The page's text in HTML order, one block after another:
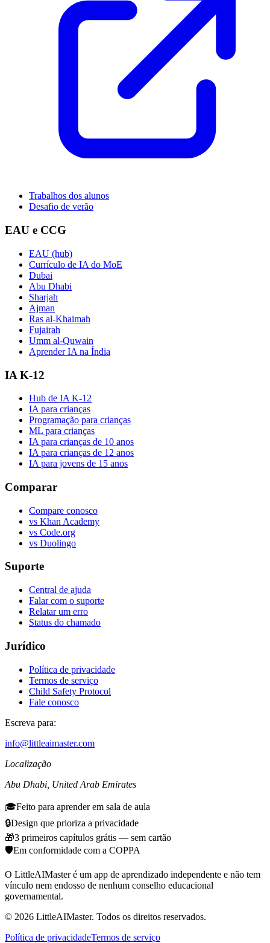
Trabalhos dos alunos
Desafio de verão
EAU e CCG
EAU (hub)
Currículo de IA do MoE
Dubai
Abu Dhabi
Sharjah
Ajman
Ras al-Khaimah
Fujairah
Umm al-Quwain
Aprender IA na Índia
IA K-12
Hub de IA K-12
IA para crianças
Programação para crianças
ML para crianças
IA para crianças de 10 anos
IA para crianças de 12 anos
IA para jovens de 15 anos
Comparar
Compare conosco
vs Khan Academy
vs Code.org
vs Duolingo
Suporte
Central de ajuda
Falar com o suporte
Relatar um erro
Status do chamado
Jurídico
Política de privacidade
Termos de serviço
Child Safety Protocol
Fale conosco
Escreva para:
info@littleaimaster.com
Localização
Abu Dhabi United Arab Emirates
🎓Feito para aprender em sala de aula
🔒Design que prioriza a privacidade
🎁3 primeiros capítulos grátis — sem cartão
🛡️Em conformidade com a COPPA
O LittleAIMaster é um app de aprendizado independente e não tem
vínculo nem endosso de nenhum conselho educacional
governamental.
© 2026 LittleAIMaster. Todos os direitos reservados.
Política de privacidadeTermos de serviço